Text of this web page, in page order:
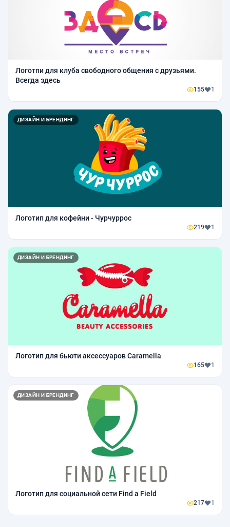
Логотпи для клуба свободного общения с друзьями.
Всегда здесь
155 1
ДИЗАЙН И БРЕНДИНГ
Логотип для кофейни - Чурчуррос
219 1
ДИЗАЙН И БРЕНДИНГ
Логотип для бьюти аксессуаров Caramella
165 1
ДИЗАЙН И БРЕНДИНГ
Логотип для социальной сети Find a Field
217 1